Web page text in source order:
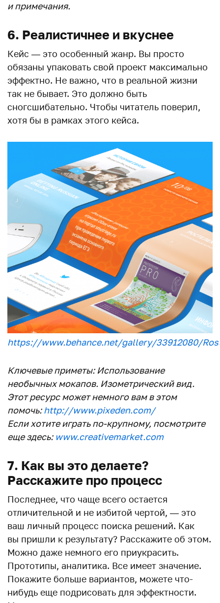
и примечания.
6. Реалистичнее и вкуснее
Кейс — это особенный жанр. Вы просто
обязаны упаковать свой проект максимально
эффектно. Не важно, что в реальной жизни
так не бывает. Это должно быть
сногсшибательно. Чтобы читатель поверил,
хотя бы в рамках этого кейса.
https://www.behance.net/gallery/33912080/
Ключевые приметы: Использование
необычных мокапов. Изометрический вид.
Этот ресурс может немного вам в этом
помочь:http://www.pixeden.com/
Если хотите играть по-крупному, посмотрите
еще здесь: www.creativemarket.com
7. Как вы это делаете?
Расскажите про процесс
Последнее, что чаще всего остается
отличительной и не избитой чертой, — это
ваш личный процесс поиска решений. Как
вы пришли к результату? Расскажите об этом.
Можно даже немного его приукрасить.
Прототипы, аналитика. Все имеет значение.
Покажите больше вариантов, можете что-
нибудь еще подрисовать для эффектности.